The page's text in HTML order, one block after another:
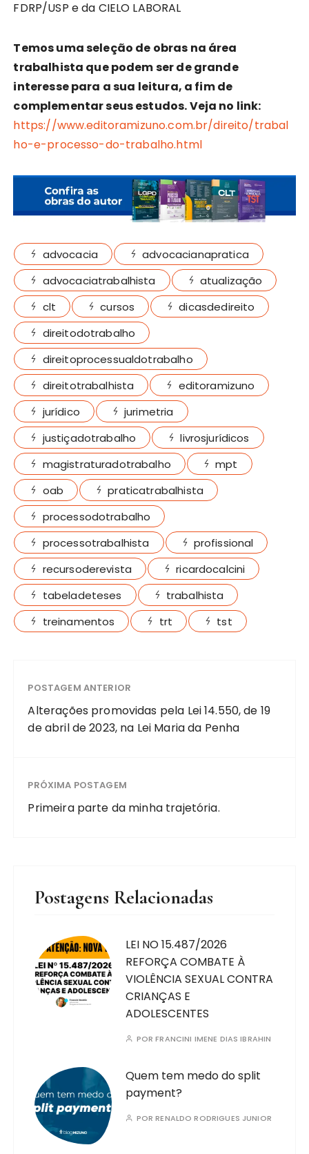
FDRP/USP e da CIELO LABORAL
Temos uma seleção de obras na área
trabalhista que podem ser de grande
interesse para a sua leitura, a fim de
complementar seus estudos. Veja no link:
https://www.editoramizuno.com.br/direito/trabal
ho-e-processo-do-trabalho.html
advocacia
advocacianapratica
advocaciatrabalhista
atualização
clt
cursos
dicasdedireito
direitodotrabalho
direitoprocessualdotrabalho
direitotrabalhista
editoramizuno
jurídico
jurimetria
justiçadotrabalho
livrosjurídicos
magistraturadotrabalho
mpt
oab
praticatrabalhista
processodotrabalho
processotrabalhista
profissional
recursoderevista
ricardocalcini
tabeladeteses
trabalhista
treinamentos
trt tst
POSTAGEM ANTERIOR
Alterações promovidas pela Lei 14.550, de 19
de abril de 2023, na Lei Maria da Penha
PRÓXIMA POSTAGEM
Primeira parte da minha trajetória.
Postagens Relacionadas
LEI NO 15.487/2026
REFORÇA COMBATE À
VIOLÊNCIA SEXUAL CONTRA
CRIANÇAS E
ADOLESCENTES
PORFRANCINI IMENE DIAS IBRAHIN
Quem tem medo do split
payment?
PORRENALDO RODRIGUES JUNIOR